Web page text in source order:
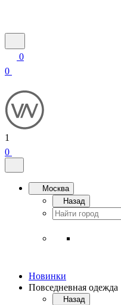
0
0
1
0
Москва
Назад
Новинки
Повседневная одежда
Назад